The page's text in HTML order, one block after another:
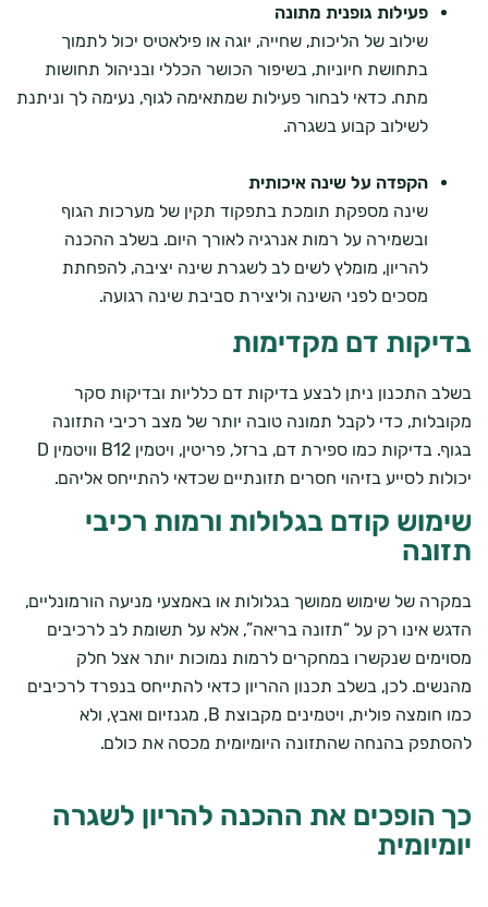
פעילות גופנית מתונה
שילוב של הליכות, שחייה, יוגה או פילאטיס יכול לתמוך
בתחושת חיוניות, בשיפור הכושר הכללי ובניהול תחושות
מתח. כדאי לבחור פעילות שמתאימה לגוף, נעימה לך וניתנת
לשילוב קבוע בשגרה.
הקפדה על שינה איכותית
שינה מספקת תומכת בתפקוד תקין של מערכות הגוף
ובשמירה על רמות אנרגיה לאורך היום. בשלב ההכנה
להריון, מומלץ לשים לב לשגרת שינה יציבה, להפחתת
מסכים לפני השינה וליצירת סביבת שינה רגועה.
בדיקות דם מקדימות
בשלב התכנון ניתן לבצע בדיקות דם כלליות ובדיקות סקר
מקובלות, כדי לקבל תמונה טובה יותר של מצב רכיבי התזונה
בגוף. בדיקות כמו ספירת דם, ברזל, פריטין, ויטמין B12 וויטמין D
יכולות לסייע בזיהוי חסרים תזונתיים שכדאי להתייחס אליהם.
שימוש קודם בגלולות ורמות רכיבי
תזונה
במקרה של שימוש ממושך בגלולות או באמצעי מניעה הורמונליים,
הדגש אינו רק על “תזונה בריאה”, אלא על תשומת לב לרכיבים
מסוימים שנקשרו במחקרים לרמות נמוכות יותר אצל חלק
מהנשים. לכן, בשלב תכנון ההריון כדאי להתייחס בנפרד לרכיבים
כמו חומצה פולית, ויטמינים מקבוצת B, מגנזיום ואבץ, ולא
להסתפק בהנחה שהתזונה היומיומית מכסה את כולם.
כך הופכים את ההכנה להריון לשגרה
יומיומית